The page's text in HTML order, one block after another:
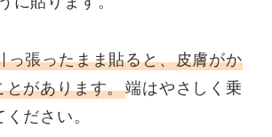
っ張ったまま貼ると、皮膚がか
とがあります。端はやさしく乗
ださい。